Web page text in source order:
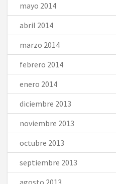
mayo 2014
abril 2014
marzo 2014
febrero 2014
enero 2014
diciembre 2013
noviembre 2013
octubre 2013
septiembre 2013